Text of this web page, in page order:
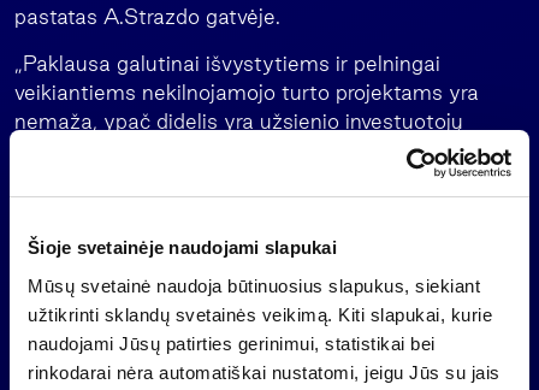
Šioje svetainėje naudojami slapukai
Mūsų svetainė naudoja būtinuosius slapukus, siekiant
užtikrinti sklandų svetainės veikimą. Kiti slapukai, kurie
naudojami Jūsų patirties gerinimui, statistikai bei
rinkodarai nėra automatiškai nustatomi, jeigu Jūs su jais
pastatas A.Strazdo gatvėje.
„Paklausa galutinai išvystytiems ir pelningai
veikiantiems nekilnojamojo turto projektams yra
nemaža, ypač didelis yra užsienio investuotojų
susidomėjimas“, – sakė sudarant sandorį pardavėją
atstovavusios nekilnojamojo turto bendrovės
D. Šulnio teigimu, „Invaldos“ grupė turi dar keletą
tokio pobūdžio nekilnojamo turto objektų, kurių
pardavimas tebevyksta. „Užbaigus visų numatytų
objektų pardavimą tikimasi gauti apie 100 mln. litų
pajamų“, – sakė D. Šulnis.